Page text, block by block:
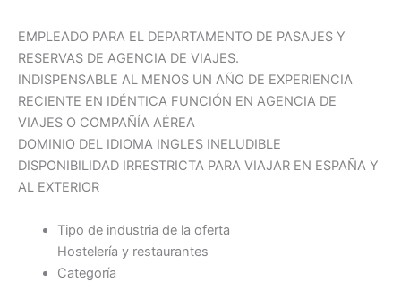
EMPLEADO PARA EL DEPARTAMENTO DE PASAJES Y
RESERVAS DE AGENCIA DE VIAJES.
INDISPENSABLE AL MENOS UN AÑO DE EXPERIENCIA
RECIENTE EN IDÉNTICA FUNCIÓN EN AGENCIA DE
VIAJES O COMPAÑÍA AÉREA
DOMINIO DEL IDIOMA INGLES INELUDIBLE
DISPONIBILIDAD IRRESTRICTA PARA VIAJAR EN ESPAÑA Y
AL EXTERIOR
Tipo de industria de la oferta
Hostelería y restaurantes
Categoría